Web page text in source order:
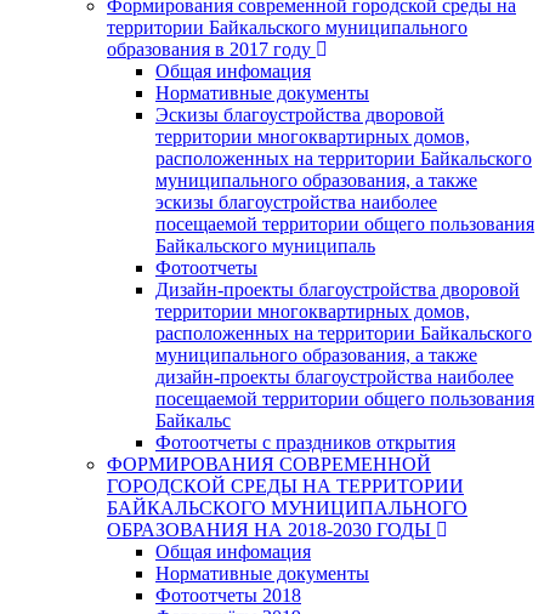
Формирования современной городской среды на
территории Байкальского муниципального
образования в 2017 году
Общая инфомация
Нормативные документы
Эскизы благоустройства дворовой
территории многоквартирных домов,
расположенных на территории Байкальского
муниципального образования, а также
эскизы благоустройства наиболее
посещаемой территории общего пользования
Байкальского муниципаль
Фотоотчеты
Дизайн-проекты благоустройства дворовой
территории многоквартирных домов,
расположенных на территории Байкальского
муниципального образования, а также
дизайн-проекты благоустройства наиболее
посещаемой территории общего пользования
Байкальс
Фотоотчеты с праздников открытия
ФОРМИРОВАНИЯ СОВРЕМЕННОЙ
ГОРОДСКОЙ СРЕДЫ НА ТЕРРИТОРИИ
БАЙКАЛЬСКОГО МУНИЦИПАЛЬНОГО
ОБРАЗОВАНИЯ НА 2018-2030 ГОДЫ
Общая инфомация
Нормативные документы
Фотоотчеты 2018